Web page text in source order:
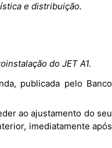
e distribuição.
do JET A1.
imediatamente após